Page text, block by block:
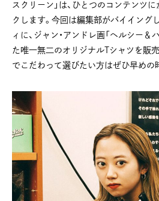
スクリーン」は、ひとつのコンテンツ
クします。今回は編集部がバイイング
ィに、ジャン・アンドレ画「ヘルシー＆
た唯一無二のオリジナルTシャツを販売
でこだわって選びたい方はぜひ早めの